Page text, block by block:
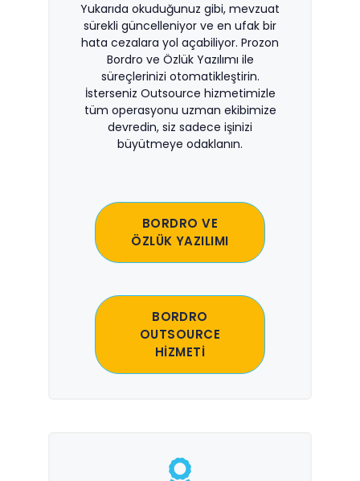
Yukarıda okuduğunuz gibi, mevzuat
sürekli güncelleniyor ve en ufak bir
hata cezalara yol açabiliyor. Prozon
Bordro ve Özlük Yazılımı ile
süreçlerinizi otomatikleştirin.
İsterseniz Outsource hizmetimizle
tüm operasyonu uzman ekibimize
devredin, siz sadece işinizi
büyütmeye odaklanın.
BORDRO VE
ÖZLÜK YAZILIMI
BORDRO
OUTSOURCE
HİZMETİ